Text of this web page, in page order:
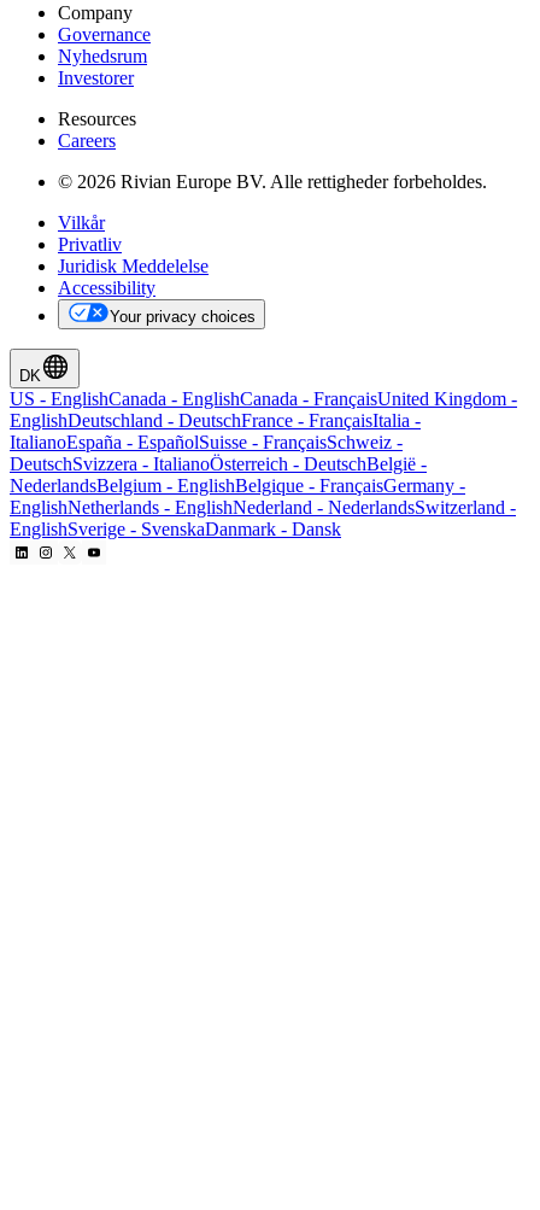
Company
Governance
Nyhedsrum
Investorer
Resources
Careers
© 2026 Rivian Europe BV. Alle rettigheder forbeholdes.
Vilkår
Privatliv
Juridisk Meddelelse
Accessibility
Your privacy choices
DK
US - EnglishCanada - EnglishCanada - FrançaisUnited Kingdom -
EnglishDeutschland - DeutschFrance - FrançaisItalia -
ItalianoEspaña - EspañolSuisse - FrançaisSchweiz -
DeutschSvizzera - ItalianoÖsterreich - DeutschBelgië -
NederlandsBelgium - EnglishBelgique - FrançaisGermany -
EnglishNetherlands - EnglishNederland - NederlandsSwitzerland -
EnglishSverige - SvenskaDanmark - Dansk